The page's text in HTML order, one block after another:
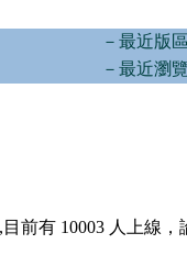
－最近版
－最近瀏
前有 10003 人上線